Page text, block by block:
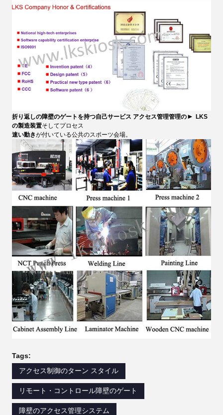
折り返しの障壁のゲートを持つ自己サービス アクセス管理管理の►
LKS
の製造装置そしてプロセス
速い動きが付いている公共のスポーツ会場。
Tags:
アクセス制御のターン スタイル
リモート・コントロール障壁のゲート
障壁のアクセス管理システム